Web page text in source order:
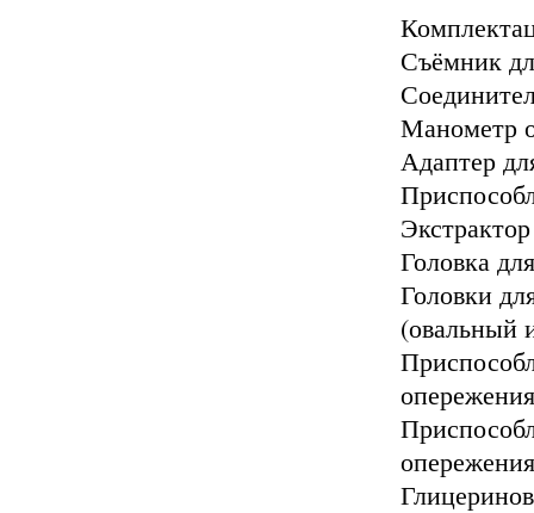
Съёмник
Манометр
Адаптер
Головка
Головки
(овальный